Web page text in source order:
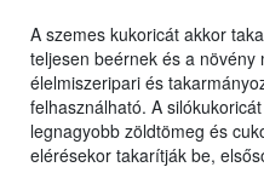
A szemes kukoricát akkor
teljesen beérnek és a növény
élelmiszeripari és
felhasználható. A
legnagyobb zöldtömeg és
elérésekor takarítják be,